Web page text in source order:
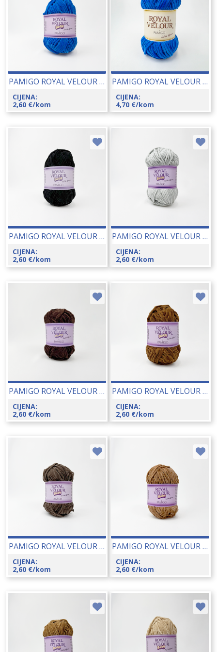
PAMIGO ROYAL VELOUR BABY 50 GR 26066-133
CIJENA:
2,60 €/kom
PAMIGO ROYAL VELOUR 100 GR 26048-133
CIJENA:
4,70 €/kom
PAMIGO ROYAL VELOUR BABY 50 GR 26066-155
CIJENA:
2,60 €/kom
PAMIGO ROYAL VELOUR BABY 50 GR 26066-152
CIJENA:
2,60 €/kom
PAMIGO ROYAL VELOUR BABY 50 GR 26066-150
CIJENA:
2,60 €/kom
PAMIGO ROYAL VELOUR BABY 50 GR 26066-148
CIJENA:
2,60 €/kom
PAMIGO ROYAL VELOUR BABY 50 GR 26066-147
CIJENA:
2,60 €/kom
PAMIGO ROYAL VELOUR BABY 50 GR 26066-145
CIJENA:
2,60 €/kom